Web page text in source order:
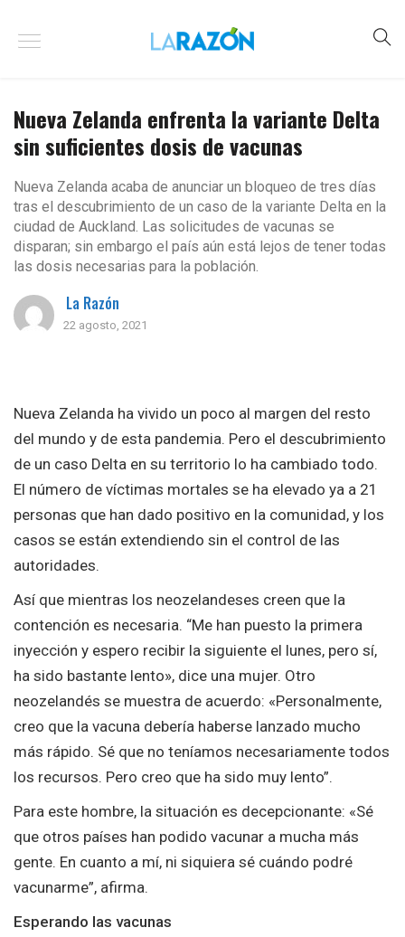
Nueva Zelanda enfrenta la variante Delta
sin suficientes dosis de vacunas
Nueva Zelanda acaba de anunciar un bloqueo de tres días
tras el descubrimiento de un caso de la variante Delta en la
ciudad de Auckland. Las solicitudes de vacunas se
disparan; sin embargo el país aún está lejos de tener todas
las dosis necesarias para la población.
La Razón
22 agosto, 2021
Nueva Zelanda ha vivido un poco al margen del resto
del mundo y de esta pandemia. Pero el descubrimiento
de un caso Delta en su territorio lo ha cambiado todo.
El número de víctimas mortales se ha elevado ya a 21
personas que han dado positivo en la comunidad, y los
casos se están extendiendo sin el control de las
autoridades.
Así que mientras los neozelandeses creen que la
contención es necesaria. “Me han puesto la primera
inyección y espero recibir la siguiente el lunes, pero sí,
ha sido bastante lento», dice una mujer. Otro
neozelandés se muestra de acuerdo: «Personalmente,
creo que la vacuna debería haberse lanzado mucho
más rápido. Sé que no teníamos necesariamente todos
los recursos. Pero creo que ha sido muy lento”.
Para este hombre, la situación es decepcionante: «Sé
que otros países han podido vacunar a mucha más
gente. En cuanto a mí, ni siquiera sé cuándo podré
vacunarme”, afirma.
Esperando las vacunas